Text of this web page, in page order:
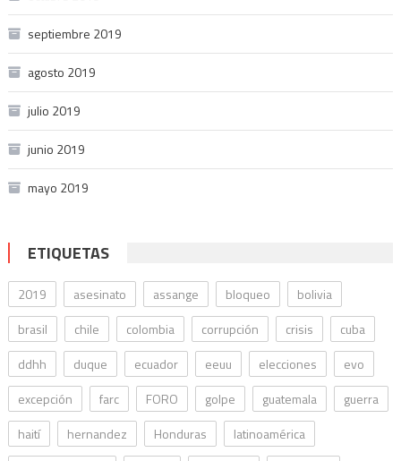
septiembre 2019
agosto 2019
julio 2019
junio 2019
mayo 2019
ETIQUETAS
2019 asesinato assange bloqueo
bolivia
brasil
chile colombia corrupción crisis
cuba
ddhh
duque ecuador eeuu elecciones
evo
excepción
farc FORO golpe guatemala
guerra
haití
hernandez Honduras
latinoamérica